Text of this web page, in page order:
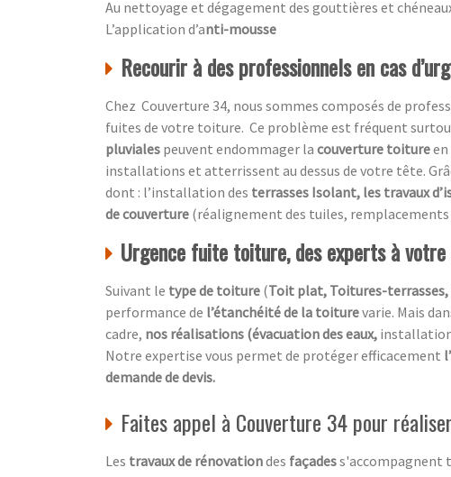
Au nettoyage et dégagement des gouttières et
L’application d’anti-mousse
Recourir à des professionnels en cas
Chez Couverture 34, nous sommes composés de
fuites de votre toiture. Ce problème est fréquent
pluviales peuvent endommager la couverture toitureen
installations et atterrissent au dessus de votre tête.
dont : l’installation des terrasses Isolant, les travaux
de couverture (réalignement des tuiles, remplacements
Urgence fuite toiture, des experts à
Suivant le type de toiture (Toit plat, Toitures-terrasses,
performance de l’étanchéité de la toiturevarie. Mais
cadre, nos réalisations (évacuation des eaux,
Notre expertise vous permet de protéger efficacement
demande de devis.
Faites appel à Couverture 34 pour
Les travaux de rénovationdes façadess'accompagnent